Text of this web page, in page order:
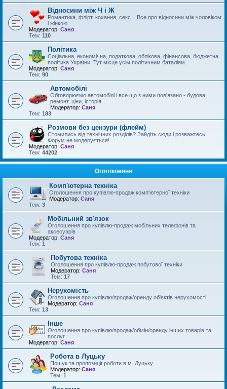
Відносини між Ч і Ж
Романтика, флірт, кохання, секс... Все про відносини між чоловіком
і жінкою.
Модератор: Саня
Тем: 110
Політика
Соціальна, економічна, податкова, облікова, фінансова, бюджетна
політика України. Тут місце усім політичним баталіям.
Модератор: Саня
Тем: 90
Автомобілі
Обговорюємо автомобілі і все що з ними пов'язано - будова,
ремонт, ціни, історія.
Модератор: Саня
Тем: 183
Розмови без цензури (флейм)
Стомились від технічних розділів? Зайдіть сюди і розважтесь!
Форум не модерується!
Модератор: Саня
Тем: 44202
Оголошення
Комп'ютерна техніка
Оголошення про купівлю-продаж комп'ютерної техніки
Модератор: Саня
Тем: 3
Мобільний зв'язок
Оголошення про купівлю-продаж мобільних телефонів та
аксесуарів
Модератор: Саня
Тем: 1
Побутова техніка
Оголошення про купівлю-продаж побутової техніки
Модератор: Саня
Тем: 17
Нерухомість
Оголошення про купівлю/продаж/оренду об'єктів нерухомості
Модератор: Саня
Тем: 13
Інше
Оголошення про купівлю/продаж/обмін/оренду інших товарів та
послуг.
Модератор: Саня
Робота в Луцьку
Пошук та пропозиції роботи в м. Луцьку.
Модератор: Саня
Тем: 1